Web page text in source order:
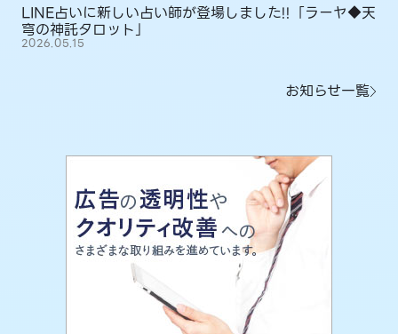
LINE占いに新しい占い師が登場しました!!「ラーヤ◆天
穹の神託タロット」
2026.05.15
お知らせ一覧